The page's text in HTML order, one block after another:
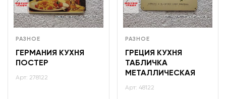
РАЗНОЕ
ГЕРМАНИЯ КУХНЯ
ПОСТЕР
Арт: 278122
РАЗНОЕ
ГРЕЦИЯ КУХНЯ
ТАБЛИЧКА
МЕТАЛЛИЧЕСКАЯ
Арт: 48122